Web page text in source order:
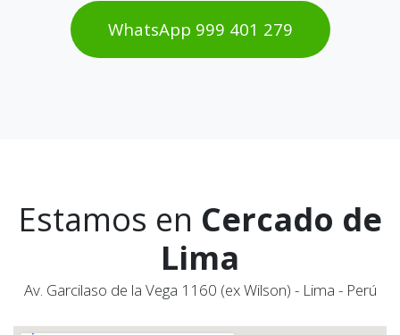
WhatsAp​​​​p 999 401 2​​79
Estamos en Cercado de
Lima
Av. Garcilaso de la Vega 1160 (ex Wilson) - Lima - Perú